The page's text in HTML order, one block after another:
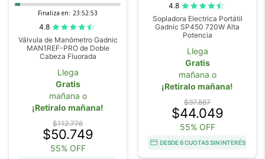
Finaliza en: 23:52:52
4.8
Válvula de Manómetro Gadnic
MAN1REF-PRO de Doble
Cabeza Fluorada
Llega
Gratis
mañana o
¡Retiralo mañana!
$112.776
$50.749
55% OFF
4.8
Sopladora Electrica Portátil
Gadnic SP450 720W Alta
Potencia
Llega
Gratis
mañana o
¡Retiralo mañana!
$97.887
$44.049
55% OFF
DESDE 6 CUOTAS SIN INTERÉS